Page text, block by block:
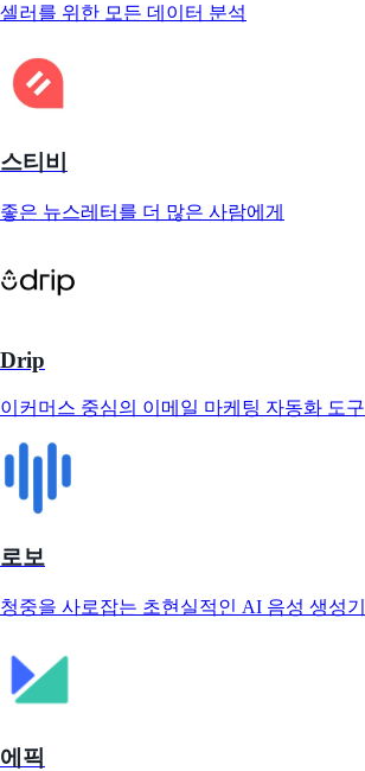
셀러를 위한 모든 데이터 분석
스티비
좋은 뉴스레터를 더 많은 사람에게
Drip
이커머스 중심의 이메일 마케팅 자동화 도구
로보
청중을 사로잡는 초현실적인 AI 음성 생성기
에픽